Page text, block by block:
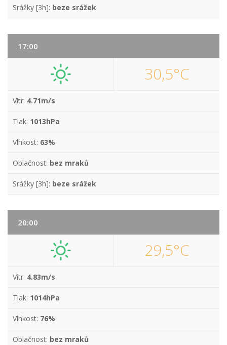
Srážky [3h]: beze srážek
17:00
30,5°C
Vítr: 4.71m/s
Tlak: 1013hPa
Vlhkost: 63%
Oblačnost: bez mraků
Srážky [3h]: beze srážek
20:00
29,5°C
Vítr: 4.83m/s
Tlak: 1014hPa
Vlhkost: 76%
Oblačnost: bez mraků